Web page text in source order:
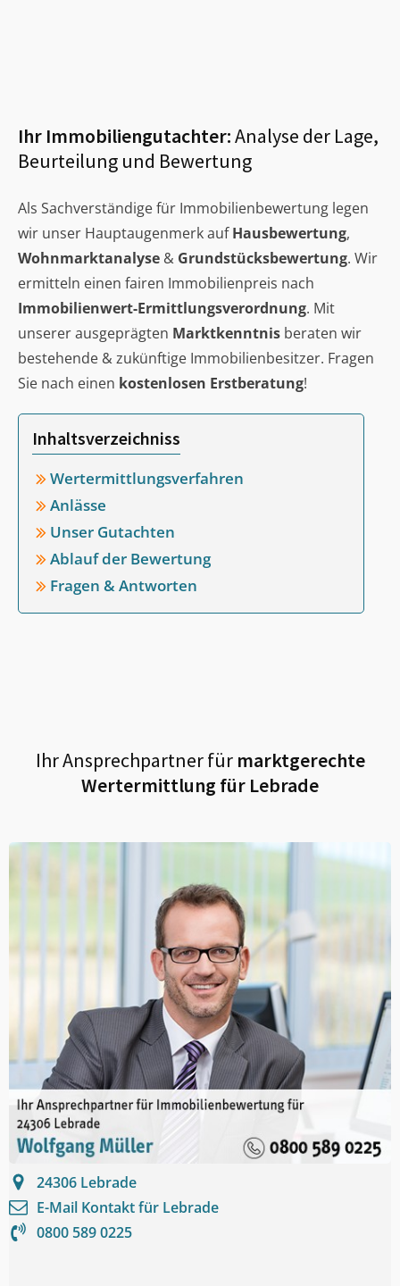
Ihr Immobiliengutachter:Analyse der Lage,
Beurteilung und Bewertung
Als Sachverständige für Immobilienbewertung legen
wir unser Hauptaugenmerk aufHausbewertung,
Wohnmarktanalyse & Grundstücksbewertung. Wir
ermitteln einen fairen Immobilienpreis nach
Immobilienwert-Ermittlungsverordnung. Mit
unserer ausgeprägten Marktkenntnis beraten wir
bestehende & zukünftige Immobilienbesitzer. Fragen
Sie nach einen kostenlosen Erstberatung!
Inhaltsverzeichniss
Wertermittlungsverfahren
Anlässe
Unser Gutachten
Ablauf der Bewertung
Fragen & Antworten
Ihr Ansprechpartner fürmarktgerechte
Wertermittlung für Lebrade
24306 Lebrade
E-Mail Kontakt für Lebrade
0800 589 0225